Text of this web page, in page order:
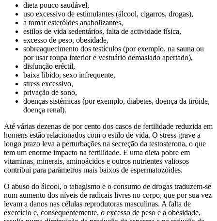
dieta pouco saudável,
uso excessivo de estimulantes (álcool, cigarros, drogas),
a tomar esteróides anabolizantes,
estilos de vida sedentários, falta de actividade física,
excesso de peso, obesidade,
sobreaquecimento dos testículos (por exemplo, na sauna ou
por usar roupa interior e vestuário demasiado apertado),
disfunção eréctil,
baixa libido, sexo infrequente,
stress excessivo,
privação de sono,
doenças sistémicas (por exemplo, diabetes, doença da tiróide,
doença renal).
Até várias dezenas de por cento dos casos de fertilidade reduzida em
homens estão relacionados com o estilo de vida. O stress grave a
longo prazo leva a perturbações na secreção da testosterona, o que
tem um enorme impacto na fertilidade. E uma dieta pobre em
vitaminas, minerais, aminoácidos e outros nutrientes valiosos
contribui para parâmetros mais baixos de espermatozóides.
O abuso do álcool, o tabagismo e o consumo de drogas traduzem-se
num aumento dos níveis de radicais livres no corpo, que por sua vez
levam a danos nas células reprodutoras masculinas. A falta de
exercício e, consequentemente, o excesso de peso e a obesidade,